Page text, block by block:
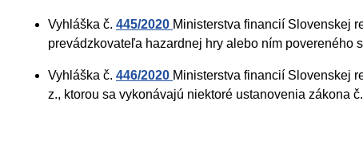
Vyhláška č. 445/2020 Ministerstva financií Slovenskej
prevádzkovateľa hazardnej hry alebo ním povereného
Vyhláška č. 446/2020 Ministerstva financií Slovenskej
z., ktorou sa vykonávajú niektoré ustanovenia zákona